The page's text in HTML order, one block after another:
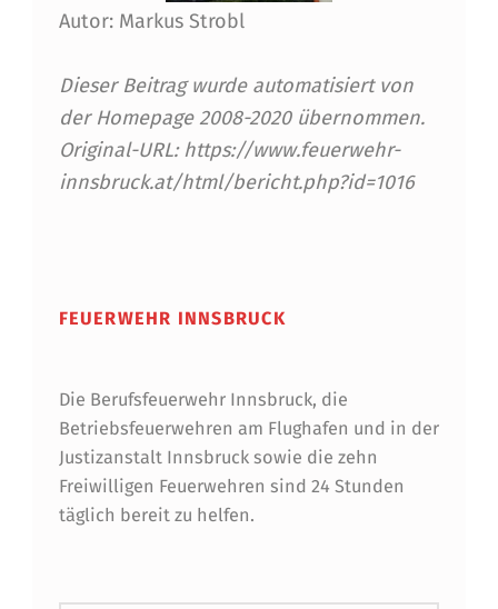
Autor: Markus Strobl
Dieser Beitrag wurde automatisiert von
der Homepage 2008-2020 übernommen.
Original-URL: https://www.feuerwehr-
innsbruck.at/html/bericht.php?id=1016
FEUERWEHR INNSBRUCK
Die Berufsfeuerwehr Innsbruck, die
Betriebsfeuerwehren am Flughafen und in der
Justizanstalt Innsbruck sowie die zehn
Freiwilligen Feuerwehren sind 24 Stunden
täglich bereit zu helfen.
Suchen nach: